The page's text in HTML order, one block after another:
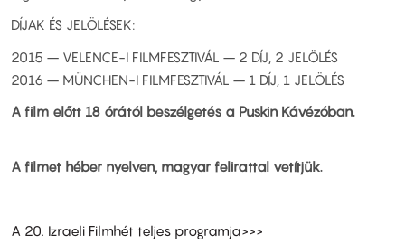
DÍJAK ÉS JELÖLÉSEK:
2015 – VELENCE-I FILMFESZTIVÁL – 2 DÍJ, 2 JELÖLÉS
2016 – MÜNCHEN-I FILMFESZTIVÁL – 1 DÍJ, 1 JELÖLÉS
A film előtt 18 órától beszélgetés a Puskin Kávézóban.
A filmet héber nyelven, magyar felirattal vetítjük.
A 20. Izraeli Filmhét teljes programja>>>